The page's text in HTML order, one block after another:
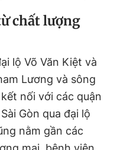
chất lượng
lộ Võ Văn Kiệt và
Lương và sông
nối với các quận
Gòn qua đại lộ
nằm gần các